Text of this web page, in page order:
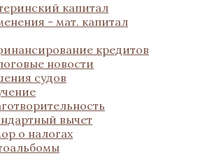
капитал
- мат. капитал
кредитов
новости
судов
вычет
о налогах